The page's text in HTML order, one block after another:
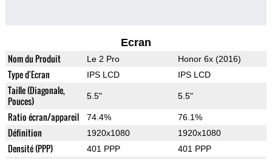
Ecran
Nom du Produit Le 2 Pro Honor 6x (2016)
Type d'Ecran IPS LCD IPS LCD
Taille (Diagonale,
Pouces)
5.5" 5.5"
Ratio écran/appareil 74.4% 76.1%
Définition 1920x1080 1920x1080
Densité (PPP) 401 PPP 401 PPP